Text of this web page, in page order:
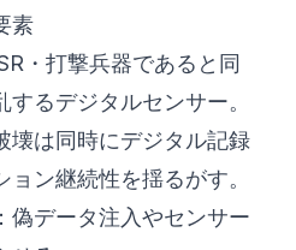
素
・打撃兵器であると同
るデジタルセンサー。
壊は同時にデジタル記録
ン継続性を揺るがす。
偽データ注入やセンサー